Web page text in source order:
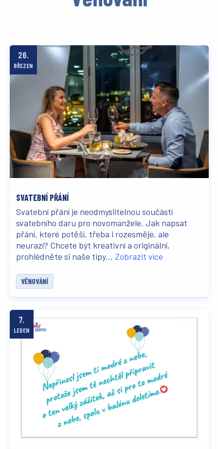
26.
BŘEZEN
SVATEBNÍ PŘÁNÍ
Svatební přání je neodmyslitelnou součástí
svatebního daru pro novomanžele. Jak napsat
přání, které potěší, třeba i rozesměje, ale
neurazí? Chcete být kreativní a originální,
prohlédněte si naše tipy... Zobrazit více
VĚNOVÁNÍ
7.
LEDEN